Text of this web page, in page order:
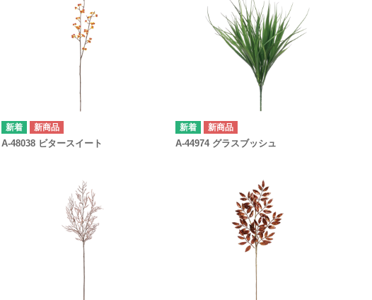
新商品
A-48038 ビタースイート
新商品
A-44974 グラスブッシュ